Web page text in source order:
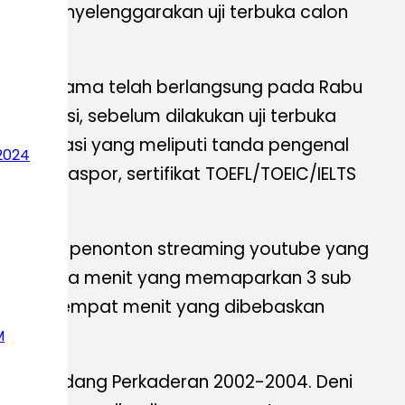
menyelenggarakan uji terbuka calon
pertama telah berlangsung pada Rabu
sebelum dilakukan uji terbuka
yang meliputi tanda pengenal
paspor, sertifikat TOEFL/TOEIC/IELTS
dan penonton streaming youtube yang
dua menit yang memaparkan 3 sub
empat menit yang dibebaskan
IPM Bidang Perkaderan 2002-2004. Deni